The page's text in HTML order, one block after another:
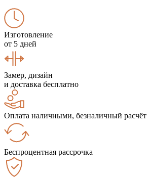
Изготовление
от 5 дней
Замер, дизайн
и доставка бесплатно
Оплата наличными, безналичный расчёт
Беспроцентная рассрочка